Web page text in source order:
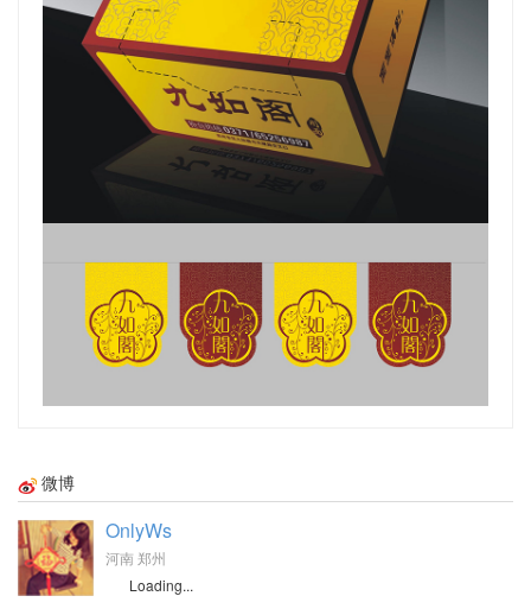
微博
OnlyWs
河南 郑州
Loading...